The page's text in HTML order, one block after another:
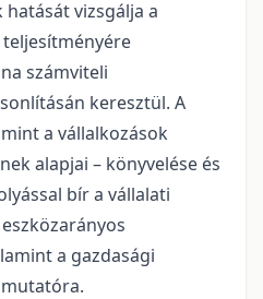
vizsgálja a
számviteli
keresztül. A
a vállalkozások
alapjai – könyvelése és
bír a vállalati
a gazdasági